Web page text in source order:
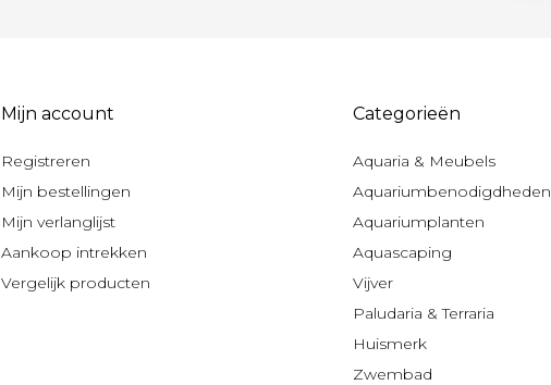
Mijn account
Registreren
Mijn bestellingen
Mijn verlanglijst
Aankoop intrekken
Vergelijk producten
Categorieën
Aquaria & Meubels
Aquariumbenodigdheden
Aquariumplanten
Aquascaping
Vijver
Paludaria & Terraria
Huismerk
Zwembad